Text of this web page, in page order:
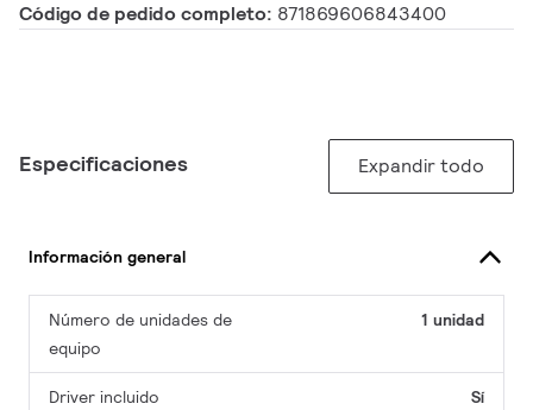
Código de pedido completo: 871869606843400
Especificaciones Expandir todo
Información general
Número de unidades de
equipo
1 unidad
Driver incluido Sí